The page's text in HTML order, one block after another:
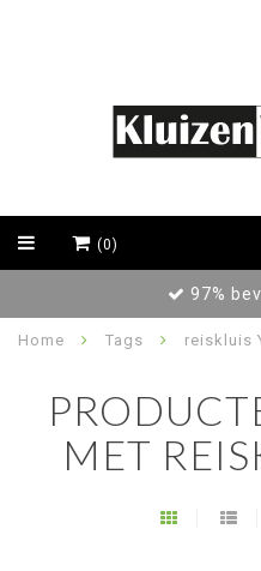
(0)
97%
Home Tags reiskluis
MET